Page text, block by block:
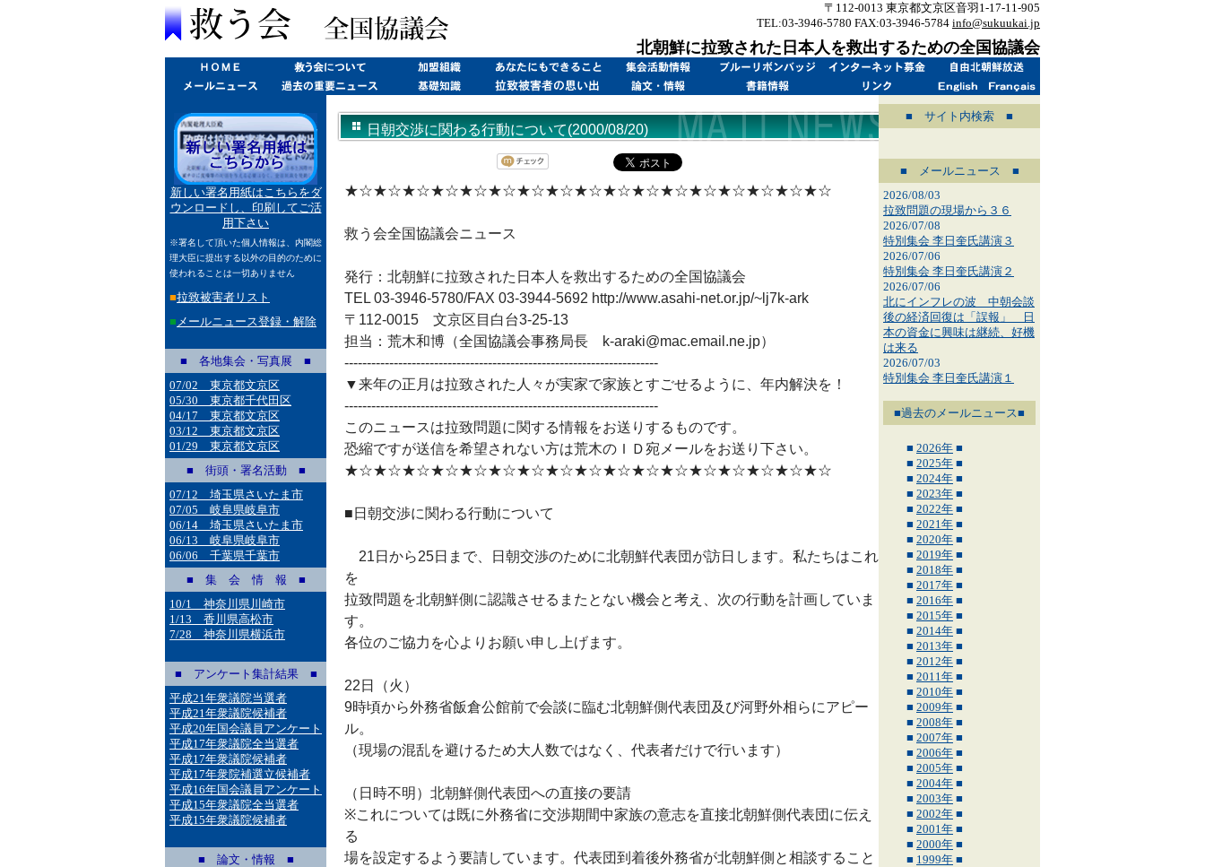
〒112-0013 東京都文京区音羽1-17-11-905
TEL:03-3946-5780 FAX:03-3946-5784 info@sukuukai.jp
北朝鮮に拉致された日本人を救出するための全国協議会
新しい署名用紙はこちらをダ
ウンロードし、印刷してご活
用下さい
※署名して頂いた個人情報は、内閣総
理大臣に提出する以外の目的のために
使われることは一切ありません
■拉致被害者リスト
■ メールニュース登録・解除
■ 各地集会・写真展 ■
07/02 東京都文京区
05/30 東京都千代田区
04/17 東京都文京区
03/12 東京都文京区
01/29 東京都文京区
■ 街頭・署名活動 ■
07/12 埼玉県さいたま市
07/05 岐阜県岐阜市
06/14 埼玉県さいたま市
06/13 岐阜県岐阜市
06/06 千葉県千葉市
■ 集 会 情 報 ■
10/1 神奈川県川崎市
1/13 香川県高松市
7/28 神奈川県横浜市
■ アンケート集計結果 ■
平成21年衆議院当選者
平成21年衆議院候補者
平成20年国会議員アンケート
平成17年衆議院全当選者
平成17年衆議院候補者
平成17年衆院補選立候補者
平成16年国会議員アンケート
平成15年衆議院全当選者
平成15年衆議院候補者
■ 論文・情報 ■
日朝交渉に関わる行動について(2000/08/20)
★☆★☆★☆★☆★☆★☆★☆★☆★☆★☆★☆★☆★☆★☆★☆★☆★☆
救う会全国協議会ニュース
発行：北朝鮮に拉致された日本人を救出するための全国協議会
TEL 03-3946-5780/FAX 03-3944-5692 http://www.asahi-net.or.jp/~lj7k-ark
〒112-0015 文京区目白台3-25-13
担当：荒木和博（全国協議会事務局長 k-araki@mac.email.ne.jp）
----------------------------------------------------------------------
▼来年の正月は拉致された人々が実家で家族とすごせるように、年内解決を！
----------------------------------------------------------------------
このニュースは拉致問題に関する情報をお送りするものです。
恐縮ですが送信を希望されない方は荒木のＩＤ宛メールをお送り下さい。
★☆★☆★☆★☆★☆★☆★☆★☆★☆★☆★☆★☆★☆★☆★☆★☆★☆
■日朝交渉に関わる行動について
21日から25日まで、日朝交渉のために北朝鮮代表団が訪日します。私たちはこれ
を
拉致問題を北朝鮮側に認識させるまたとない機会と考え、次の行動を計画していま
す。
各位のご協力を心よりお願い申し上げます。
22日（火）
9時頃から外務省飯倉公館前で会談に臨む北朝鮮側代表団及び河野外相らにアピー
ル。
（現場の混乱を避けるため大人数ではなく、代表者だけで行います）
（日時不明）北朝鮮側代表団への直接の要請
※これについては既に外務省に交渉期間中家族の意志を直接北朝鮮側代表団に伝え
る
場を設定するよう要請しています。代表団到着後外務省が北朝鮮側と相談すること
■ サイト内検索 ■
■ メールニュース ■
2026/08/03
拉致問題の現場から３６
2026/07/08
特別集会 李日奎氏講演３
2026/07/06
特別集会 李日奎氏講演２
2026/07/06
北にインフレの波 中朝会談
後の経済回復は「誤報」 日
本の資金に興味は継続、好機
は来る
2026/07/03
特別集会 李日奎氏講演１
■過去のメールニュース■
■ 2026年 ■
■ 2025年 ■
■ 2024年 ■
■ 2023年 ■
■ 2022年 ■
■ 2021年 ■
■ 2020年 ■
■ 2019年 ■
■ 2018年 ■
■ 2017年 ■
■ 2016年 ■
■ 2015年 ■
■ 2014年 ■
■ 2013年 ■
■ 2012年 ■
■ 2011年 ■
■ 2010年 ■
■ 2009年 ■
■ 2008年 ■
■ 2007年 ■
■ 2006年 ■
■ 2005年 ■
■ 2004年 ■
■ 2003年 ■
■ 2002年 ■
■ 2001年 ■
■ 2000年 ■
■ 1999年 ■